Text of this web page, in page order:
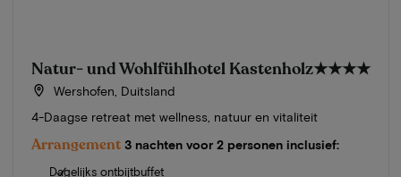
Natur- und Wohlfühlhotel Kastenholz★★★★
Wershofen, Duitsland
4-Daagse retreat met wellness, natuur en vitaliteit
Arrangement 3 nachten voor 2 personen inclusief:
Dagelijks ontbijtbuffet